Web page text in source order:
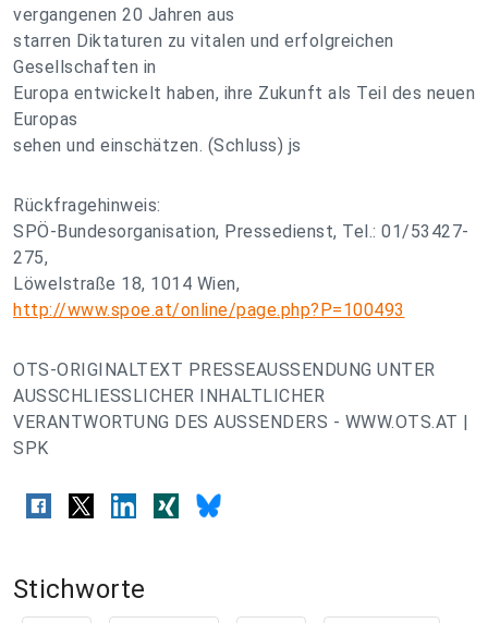
vergangenen 20 Jahren aus
starren Diktaturen zu vitalen und erfolgreichen
Gesellschaften in
Europa entwickelt haben, ihre Zukunft als Teil des neuen
Europas
sehen und einschätzen. (Schluss) js
Rückfragehinweis:
SPÖ-Bundesorganisation, Pressedienst, Tel.: 01/53427-
275,
Löwelstraße 18, 1014 Wien,
http://www.spoe.at/online/page.php?P=100493
OTS-ORIGINALTEXT PRESSEAUSSENDUNG UNTER
AUSSCHLIESSLICHER INHALTLICHER
VERANTWORTUNG DES AUSSENDERS - WWW.OTS.AT |
SPK
Stichworte